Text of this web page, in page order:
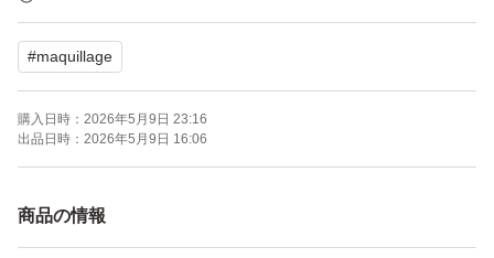
#maquillage
購入日時： 2026年5月9日 23:16
出品日時： 2026年5月9日 16:06
商品の情報